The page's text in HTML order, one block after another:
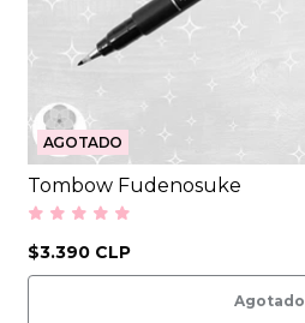
AGOTADO
Tombow Fudenosuke
$3.390 CLP
Agotado